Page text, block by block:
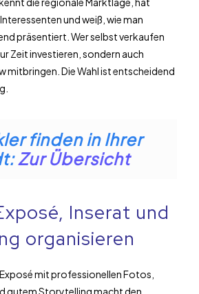
und weiß, wie man
präsentiert. Wer selbst verkaufen
Zeit investieren, sondern auch
mitbringen. Die Wahl ist entscheidend
finden in Ihrer
Zur Übersicht
Inserat und
organisieren
mit professionellen Fotos,
gutem Storytelling macht den